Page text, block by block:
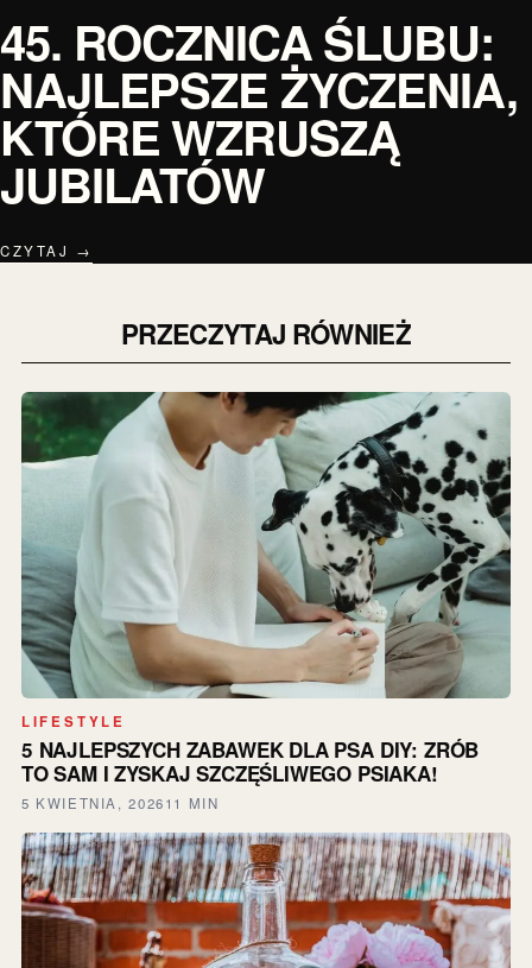
45. ROCZNICA ŚLUBU:
NAJLEPSZE ŻYCZENIA,
KTÓRE WZRUSZĄ
JUBILATÓW
CZYTAJ →
PRZECZYTAJ RÓWNIEŻ
LIFESTYLE
5 NAJLEPSZYCH ZABAWEK DLA PSA DIY: ZRÓB
TO SAM I ZYSKAJ SZCZĘŚLIWEGO PSIAKA!
5 KWIETNIA, 202611 MIN